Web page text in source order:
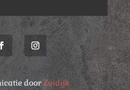
door Zuidijk